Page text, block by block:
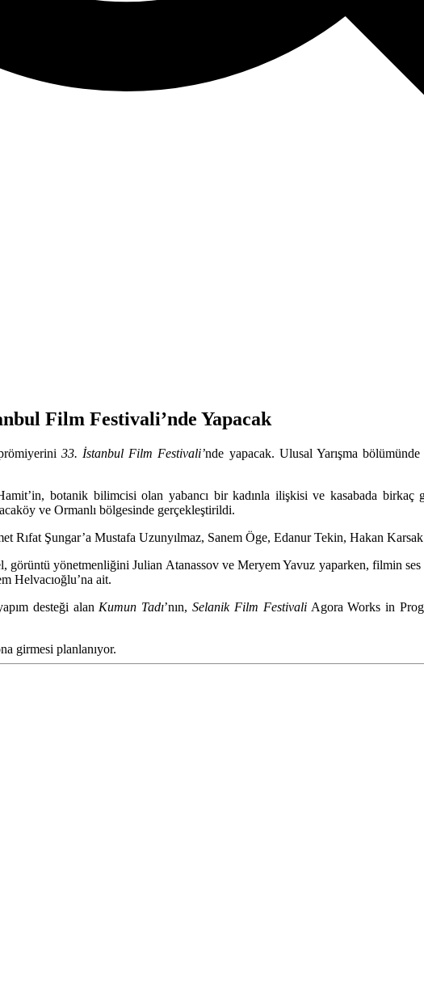
Film Festivali’nde Yapacak
33. İstanbul Film Festivali’nde yapacak. Ulusal Yarışma
botanik bilimcisi olan yabancı bir kadınla ilişkisi ve kasabada birkaç
ve Ormanlı bölgesinde gerçekleştirildi.
Rıfat Şungar’a Mustafa Uzunyılmaz, Sanem Öge, Edanur Tekin, Hakan
yönetmenliğini Julian Atanassov ve Meryem Yavuz yaparken, filmin ses
Helvacıoğlu’na ait.
desteği alan Kumun Tadı’nın,Selanik Film FestivaliAgora Works in
girmesi planlanıyor.